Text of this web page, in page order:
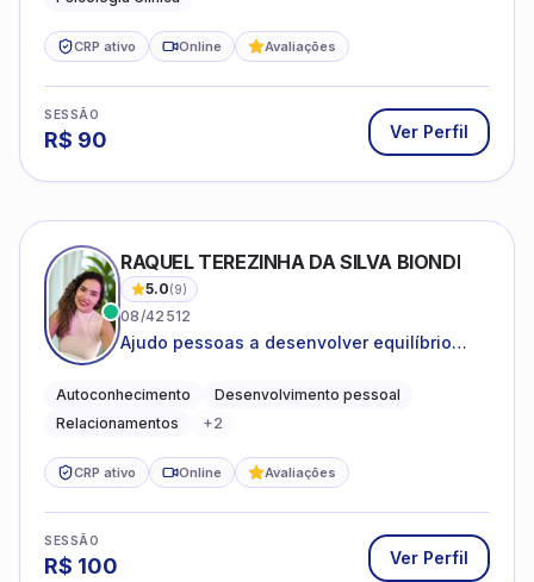
CRP ativo Online Avaliações
SESSÃO
R$ 90 Ver Perfil
RAQUEL TEREZINHA DA SILVA BIONDI
5.0(9)
08/42512
Ajudo pessoas a desenvolver equilíbrio
Autoconhecimento
Desenvolvimento pessoal
Relacionamentos
+2
CRP ativo Online Avaliações
SESSÃO
R$ 100 Ver Perfil